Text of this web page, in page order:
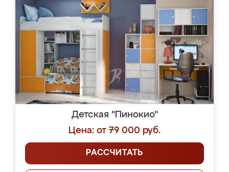
Детская "Пинокио"
Цена: от 79 000 руб.
РАССЧИТАТЬ